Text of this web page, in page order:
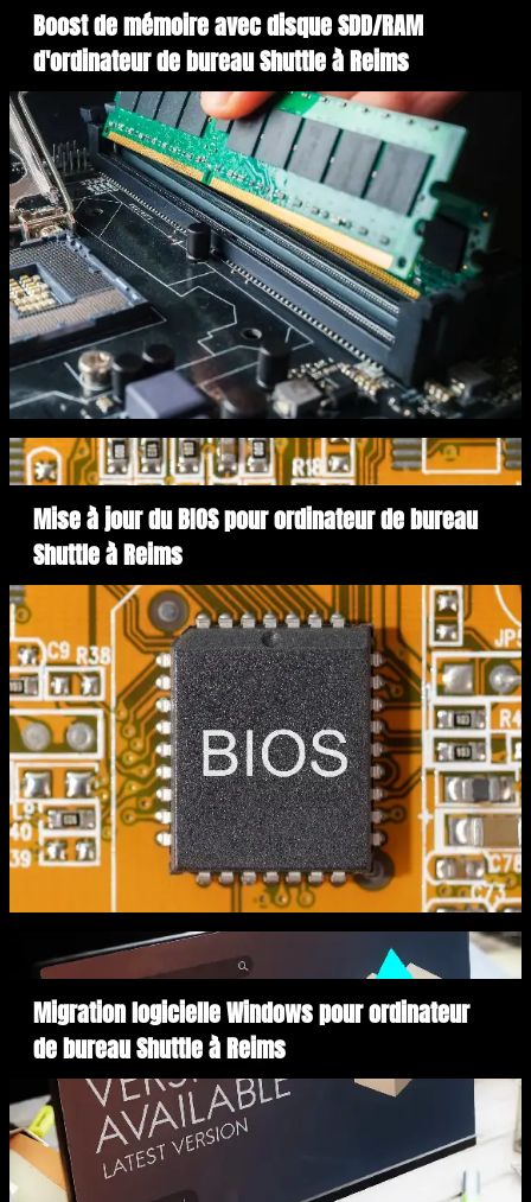
Boost de mémoire avec disque SDD/RAM
d'ordinateur de bureau Shuttle à Reims
Mise à jour du BIOS pour ordinateur de bureau
Shuttle à Reims
Migration logicielle Windows pour ordinateur
de bureau Shuttle à Reims